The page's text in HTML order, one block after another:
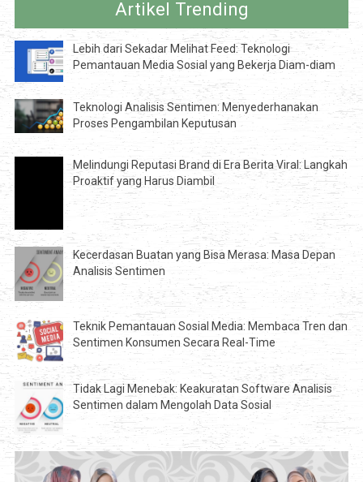
Artikel Trending
Lebih dari Sekadar Melihat Feed: Teknologi
Pemantauan Media Sosial yang Bekerja Diam-diam
Teknologi Analisis Sentimen: Menyederhanakan
Proses Pengambilan Keputusan
Melindungi Reputasi Brand di Era Berita Viral: Langkah
Proaktif yang Harus Diambil
Kecerdasan Buatan yang Bisa Merasa: Masa Depan
Analisis Sentimen
Teknik Pemantauan Sosial Media: Membaca Tren dan
Sentimen Konsumen Secara Real-Time
Tidak Lagi Menebak: Keakuratan Software Analisis
Sentimen dalam Mengolah Data Sosial